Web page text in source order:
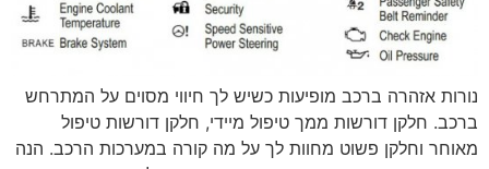
נורות אזהרה ברכב מופיעות כשיש לך חיווי מסוים על המתרחש
ברכב. חלקן דורשות ממך טיפול מיידי, חלקן דורשות טיפול
מאוחר וחלקן פשוט מחוות לך על מה קורה במערכות הרכב. הנה